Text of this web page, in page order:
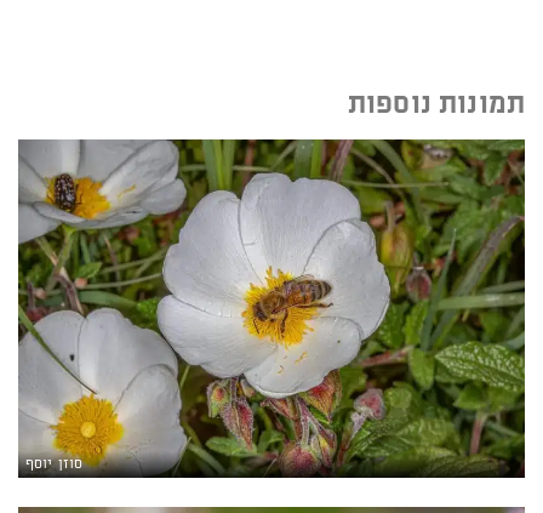
תמונות נוספות
סוזן יוסף